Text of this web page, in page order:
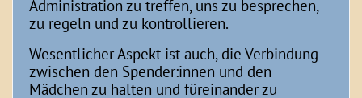
Administration zu treffen, uns zu besprechen,
zu regeln und zu kontrollieren.
Wesentlicher Aspekt ist auch, die Verbindung
zwischen den Spender:innen und den
Mädchen zu halten und füreinander zu